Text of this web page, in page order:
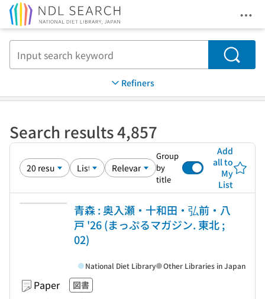
Search
Refiners
Search results 4,857
Group
by
title
Add
all to
My
List
青森 : 奥入瀬・十和田・弘前・八
戸 '26 (まっぷるマガジン. 東北 ;
02)
Paper 図書
National Diet Library Other Libraries in Japan